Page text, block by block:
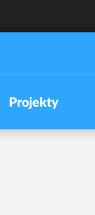
Projekty